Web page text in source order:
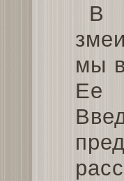
В
мы
Ее